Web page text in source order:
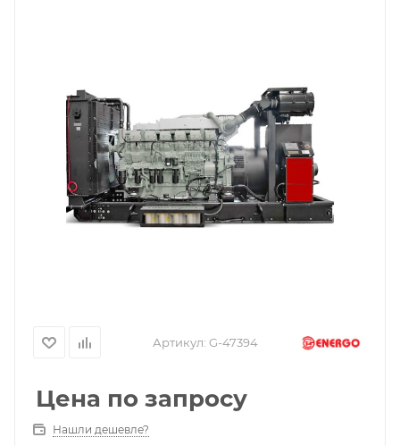
Артикул: G-47394
Цена по запросу
Нашли дешевле?